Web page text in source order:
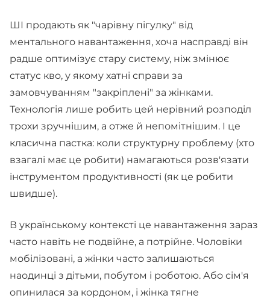
ШІ продають як "чарівну пігулку" від
ментального навантаження, хоча насправді він
радше оптимізує стару систему, ніж змінює
статус кво, у якому хатні справи за
замовчуванням "закріплені" за жінками.
Технологія лише робить цей нерівний розподіл
трохи зручнішим, а отже й непомітнішим. І це
класична пастка: коли структурну проблему (хто
взагалі має це робити) намагаються розв'язати
інструментом продуктивності (як це робити
швидше).
В українському контексті це навантаження зараз
часто навіть не подвійне, а потрійне. Чоловіки
мобілізовані, а жінки часто залишаються
наодинці з дітьми, побутом і роботою. Або сім'я
опинилася за кордоном, і жінка тягне